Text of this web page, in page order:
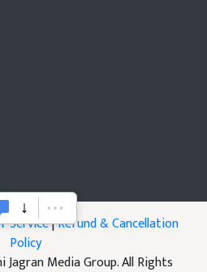
Service|Refund & Cancellation
Policy
Media Group. All Rights